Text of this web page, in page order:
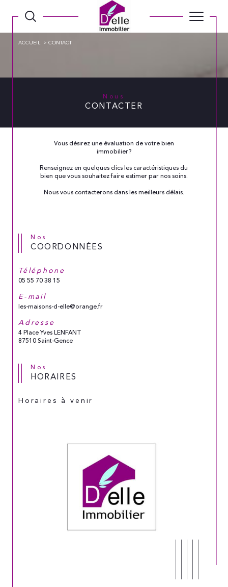
ACCUEIL CONTACT
Nous
CONTACTER
Vous désirez une évaluation de votre bien
immobilier?
Renseignez en quelques clics les caractéristiques du
bien que vous souhaitez faire estimer par nos soins.
Nous vous contacterons dans les meilleurs délais.
Nos
COORDONNÉES
Téléphone
05 55 70 38 15
E-mail
les-maisons-d-elle@orange.fr
Adresse
4 Place Yves LENFANT
87510 Saint-Gence
Nos
HORAIRES
Horaires à venir